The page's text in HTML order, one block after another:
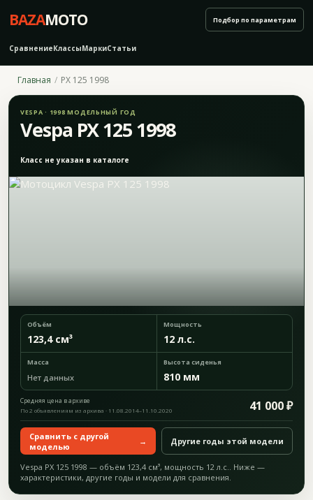
BAZAMOTO
СравнениеКлассыМаркиСтатьи
Подбор по параметрам
Главная PX 125 1998
VESPA · 1998 МОДЕЛЬНЫЙ ГОД
Vespa PX 125 1998
Класс не указан в каталоге
Объём
123,4 см³
Мощность
12 л.с.
Масса
Нет данных
Высота сиденья
810 мм
Средняя цена в архиве 41 000 ₽
По 2 объявлениям из архива · 11.08.2014–11.10.2020
Сравнить с другой
моделью
→ Другие годы этой модели
Vespa PX 125 1998 — объём 123,4 см³, мощность 12 л.с.. Ниже —
характеристики, другие годы и модели для сравнения.